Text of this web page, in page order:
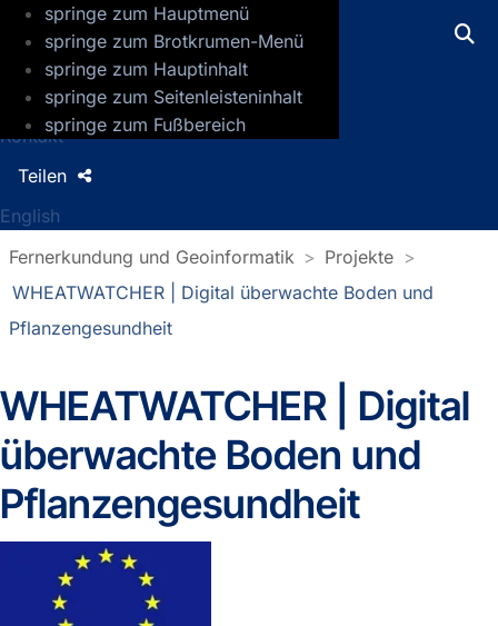
springe zum Hauptmenü
springe zum Brotkrumen-Menü
springe zum Hauptinhalt
springe zum Seitenleisteninhalt
springe zum Fußbereich
GFZ Helmholtz-Zentrum für
Presse
Jobs
Kontakt
English
Teilen
Fernerkundung und Geoinformatik
Projekte
WHEATWATCHER | Digital überwachte Boden und
Pflanzengesundheit
WHEATWATCHER | Digital
überwachte Boden und
Pflanzengesundheit